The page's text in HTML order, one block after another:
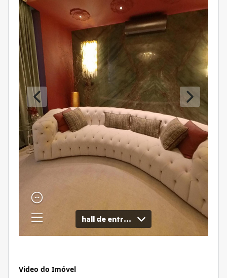
Video do Imóvel